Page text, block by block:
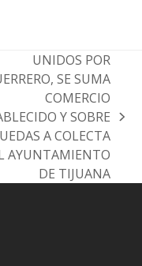
UNIDOS POR
SE SUMA
COMERCIO
Y SOBRE
A COLECTA
AYUNTAMIENTO
DE TIJUANA